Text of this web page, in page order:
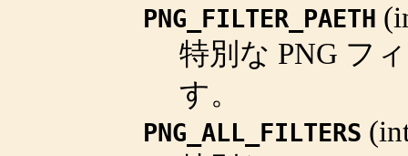
PNG_FILTER_PAETH (
特別な PNG フ
す。
PNG_ALL_FILTERS (